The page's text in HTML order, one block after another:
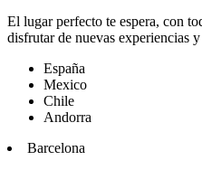
El lugar perfecto te espera, con
disfrutar de nuevas experiencias
España
Mexico
Chile
Andorra
Barcelona